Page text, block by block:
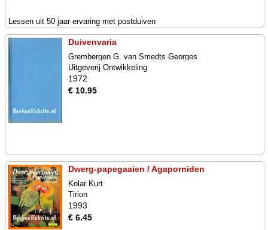
Lessen uit 50 jaar ervaring met postduiven
Duivenvaria
Grembergen G. van Smedts Georges
Uitgeverij Ontwikkeling
1972
€ 10.95
Dwerg-papegaaien / Agaporniden
Kolar Kurt
Tirion
1993
€ 6.45